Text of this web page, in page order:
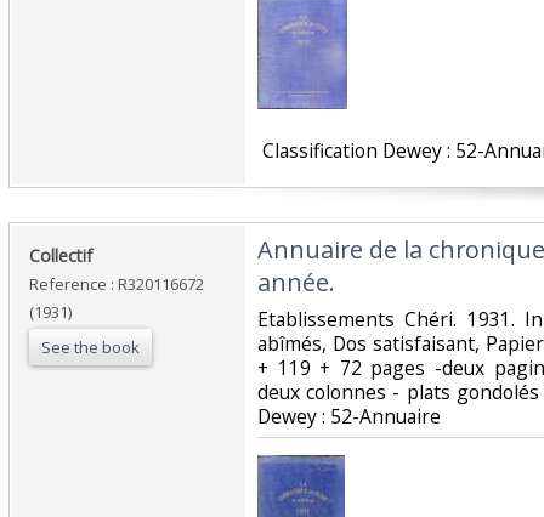
Classification Dewey : 52-
‎Collectif‎
Reference : R320116672
(1931)
See the book
‎Annuaire de la
année.‎
‎Etablissements Chéri. 1931.
abîmés, Dos satisfaisant,
+ 119 + 72 pages -deux
deux colonnes - plats gondolés
Dewey : 52-Annuaire‎